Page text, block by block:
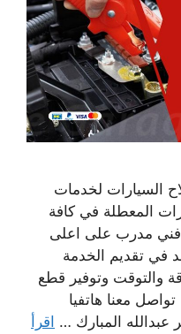
السيارات لخدمات
المعطلة في كافة
مدرب على اعلى
في تقديم الخدمة
والتوقت وتوفير قطع
معنا هاتفيا
المبارك … اقرأ